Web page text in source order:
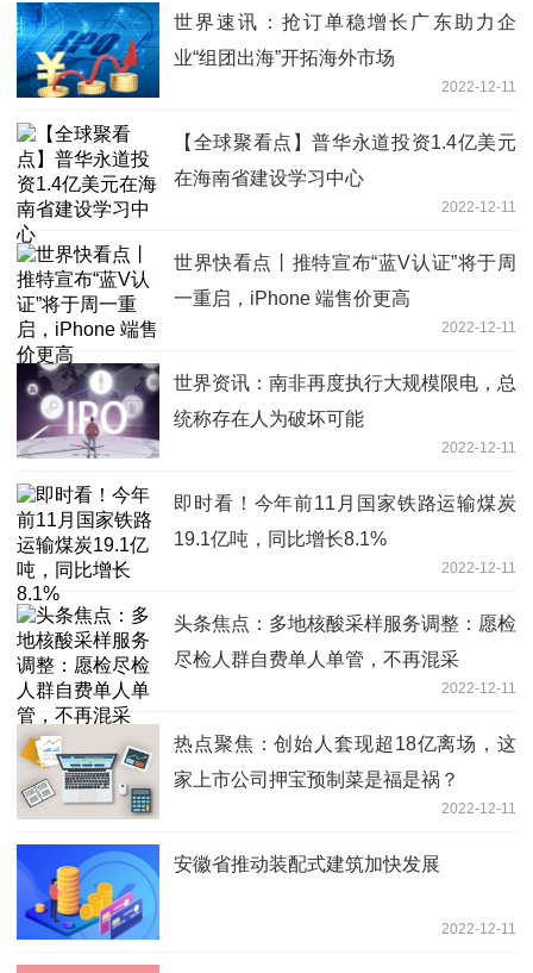
世界速讯：抢订单稳增长广东助力企
业“组团出海”开拓海外市场
2022-12-11
【全球聚看点】普华永道投资1.4亿美元
在海南省建设学习中心
2022-12-11
世界快看点丨推特宣布“蓝V认证”将于周
一重启，iPhone 端售价更高
2022-12-11
世界资讯：南非再度执行大规模限电，总
统称存在人为破坏可能
2022-12-11
即时看！今年前11月国家铁路运输煤炭
19.1亿吨，同比增长8.1%
2022-12-11
头条焦点：多地核酸采样服务调整：愿检
尽检人群自费单人单管，不再混采
2022-12-11
热点聚焦：创始人套现超18亿离场，这
家上市公司押宝预制菜是福是祸？
2022-12-11
安徽省推动装配式建筑加快发展
2022-12-11